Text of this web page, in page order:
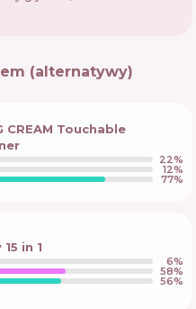
(alternatywy)
CREAM Touchable
22%
12%
77%
in 1
6%
58%
56%